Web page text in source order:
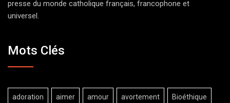
presse du monde catholique français, francophone et
universel.
Mots Clés
adoration aimer amour avortement Bioéthique